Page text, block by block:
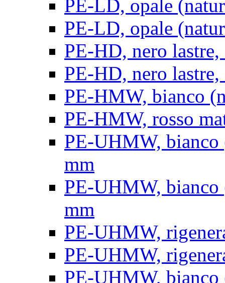
PE-LD, opale
PE-LD, opale
PE-HD, nero lastre,
PE-HD, nero lastre,
PE-HMW, bianco
PE-HMW, rosso
PE-UHMW, bianco
mm
PE-UHMW, bianco
mm
PE-UHMW,
PE-UHMW,
PE-UHMW,